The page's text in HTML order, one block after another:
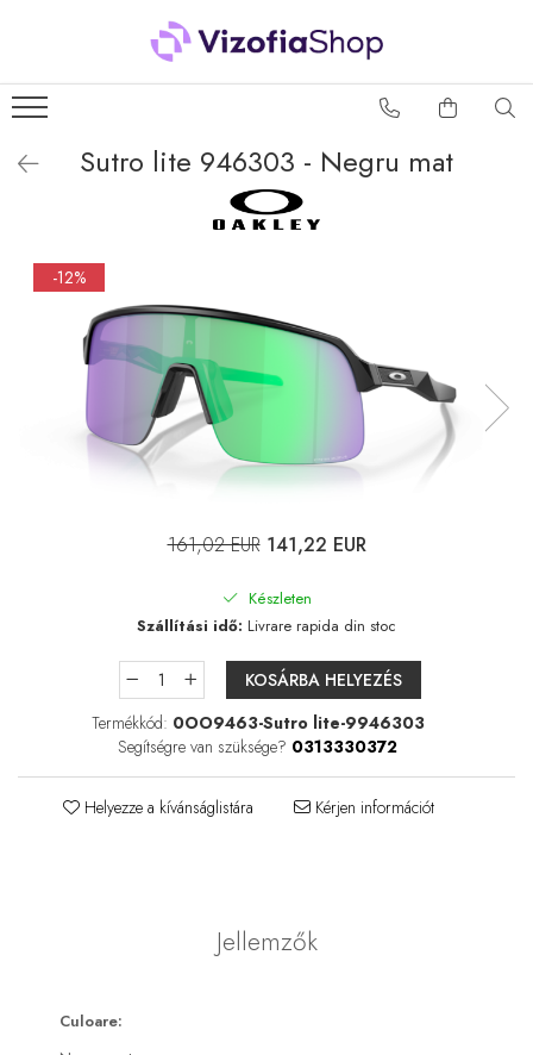
Kontaktlencse-ápoló
Lágylencse-ápoló oldatok
Sistem Peroxid
Kontaktlencse-kiegészítők
Keménylencse-kiegészítők
Lágylencse-kiegészítők
Kedvező ápolószer
Lágylencse-ápoló csomagok
Ortho-K ápoló csomagok
Kontaktlencse csomagok
Szférikus lencsék
Tórikus lencsék
Multifokális lencsék
LENZBOX+
Csomag szférikus lencsékkel
Szemhéjak és a szemkörnyéki
Sutro lite 946303 - Negru mat
-12%
161,02 EUR 141,22 EUR
Készleten
Szállítási idő: Livrare rapida din stoc
KOSÁRBA HELYEZÉS
Termékkód: 0OO9463-Sutro lite-9946303
Segítségre van szüksége? 0313330372
Helyezze a kívánságlistára Kérjen információt
Jellemzők
Culoare: